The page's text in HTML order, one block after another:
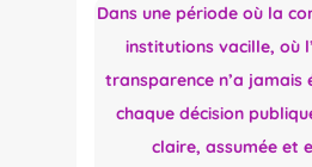
Dans une période où la
institutions vacille, où
transparence n’a jamais
chaque décision
claire, assumée et